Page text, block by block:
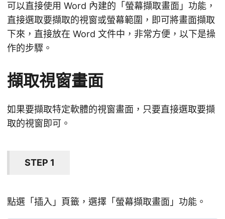
可以直接使用 Word 內建的「螢幕擷取畫面」功能，
直接選取要擷取的視窗或螢幕範圍，即可將畫面擷取
下來，直接放在 Word 文件中，非常方便，以下是操
作的步驟。
擷取視窗畫面
如果要擷取特定軟體的視窗畫面，只要直接選取要擷
取的視窗即可。
STEP 1
點選「插入」頁籤，選擇「螢幕擷取畫面」功能。